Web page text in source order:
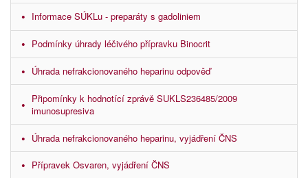
Informace SÚKLu - preparáty s gadoliniem
Podmínky úhrady léčivého přípravku Binocrit
Úhrada nefrakcionovaného heparinu odpověď
Připomínky k hodnotící zprávě SUKLS236485/2009
imunosupresiva
Úhrada nefrakcionovaného heparinu, vyjádření ČNS
Přípravek Osvaren, vyjádření ČNS